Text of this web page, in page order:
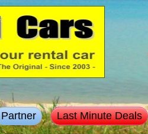
Partner Last Minute Deals